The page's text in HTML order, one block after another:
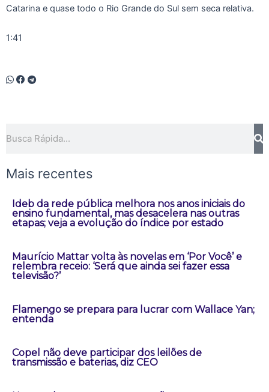
Catarina e quase todo o Rio Grande do Sul sem seca relativa.
1:41
Mais recentes
Ideb da rede pública melhora nos anos iniciais do
ensino fundamental, mas desacelera nas outras
etapas; veja a evolução do índice por estado
Maurício Mattar volta às novelas em ‘Por Você’ e
relembra receio: ‘Será que ainda sei fazer essa
televisão?’
Flamengo se prepara para lucrar com Wallace Yan;
entenda
Copel não deve participar dos leilões de
transmissão e baterias, diz CEO